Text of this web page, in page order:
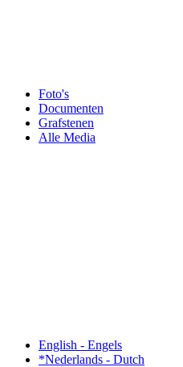
Foto's
Documenten
Grafstenen
Alle Media
English - Engels
*Nederlands - Dutch